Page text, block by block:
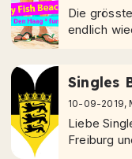
Die
endlich wieder statt.
Singles
10-09-2019,
Liebe
Freiburg